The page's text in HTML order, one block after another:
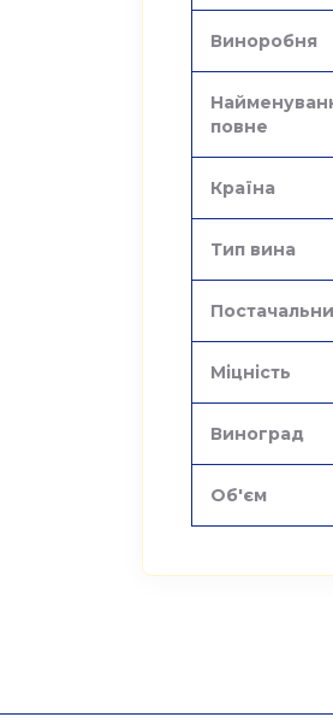
Виноробня
повне
Країна
Тип вина
Міцність
Виноград
Об'єм